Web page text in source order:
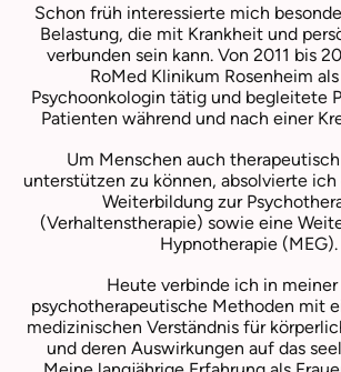
Schon früh interessierte mich
Belastung, die mit Krankheit und
verbunden sein kann. Von 2011 bis
RoMed Klinikum Rosenheim
Psychoonkologin tätig und begleitete
Patienten während und nach einer
Um Menschen auch
unterstützen zu können, absolvierte
Weiterbildung zur
(Verhaltenstherapie) sowie eine
Hypnotherapie (MEG).
Heute verbinde ich in
psychotherapeutische Methoden mit
medizinischen Verständnis für
und deren Auswirkungen auf das